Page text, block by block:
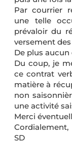
Par courrier
une telle
prévaloir du
versement
De plus aucun
Du coup, je
ce contrat
matière à
non
une activité
Merci
Cordialement,
SD